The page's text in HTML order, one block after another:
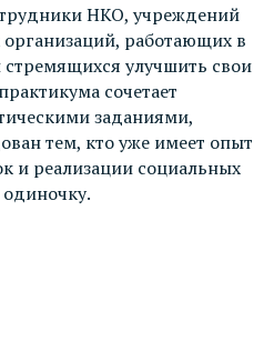
НКО, учреждений
работающих в
стремящихся улучшить свои
сочетает
заданиями,
тем, кто уже имеет опыт
и реализации социальных